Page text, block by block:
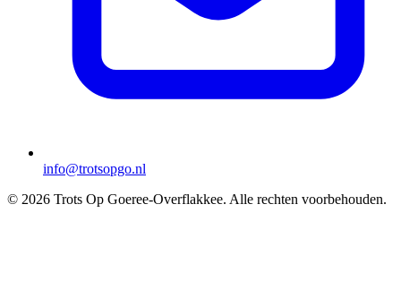
info@trotsopgo.nl
© 2026 Trots Op Goeree-Overflakkee. Alle rechten voorbehouden.